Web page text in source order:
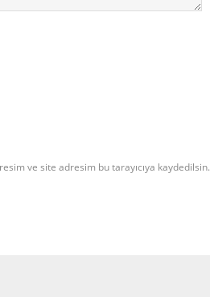
ve site adresim bu tarayıcıya kaydedilsin.